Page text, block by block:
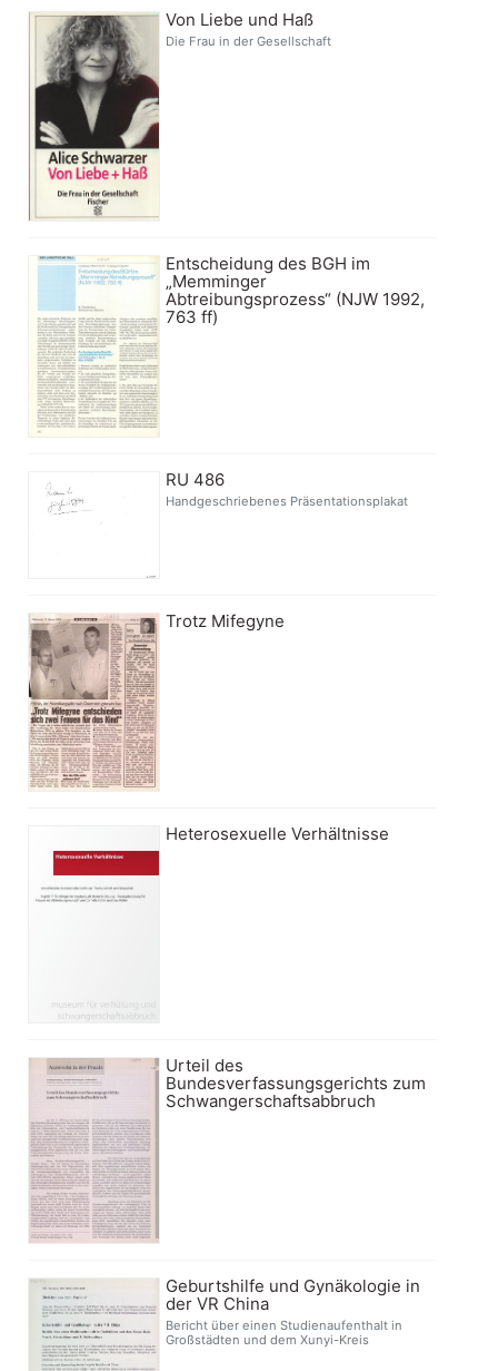
Von Liebe und Haß
Die Frau in der Gesellschaft
Entscheidung des BGH im
„Memminger
Abtreibungsprozess“ (NJW 1992,
763 ff)
RU 486
Handgeschriebenes Präsentationsplakat
Trotz Mifegyne
Heterosexuelle Verhältnisse
Urteil des
Bundesverfassungsgerichts zum
Schwangerschaftsabbruch
Geburtshilfe und Gynäkologie in
der VR China
Bericht über einen Studienaufenthalt in
Großstädten und dem Xunyi-Kreis